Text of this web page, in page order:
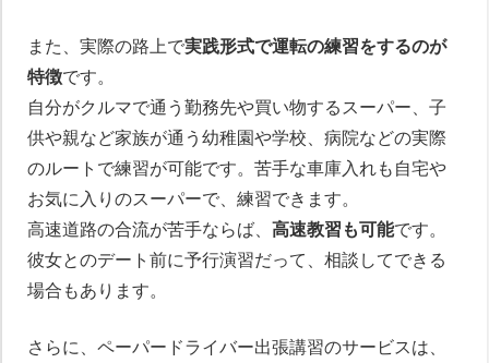
また、実際の路上で実践形式で運転の練習をするのが
特徴です。
自分がクルマで通う勤務先や買い物するスーパー、子
供や親など家族が通う幼稚園や学校、病院などの実際
のルートで練習が可能です。苦手な車庫入れも自宅や
お気に入りのスーパーで、練習できます。
高速道路の合流が苦手ならば、 高速教習も可能です。
彼女とのデート前に予行演習だって、相談してできる
場合もあります。
さらに、ペーパードライバー出張講習のサービスは、